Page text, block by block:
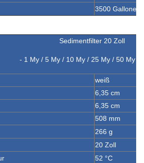
3500 Gallonen
Sedimentfilter 20 Zoll
- 1 My / 5 My / 10 My / 25 My / 50 My /
weiß
6,35 cm
6,35 cm
508 mm
266 g
20 Zoll
52 °C